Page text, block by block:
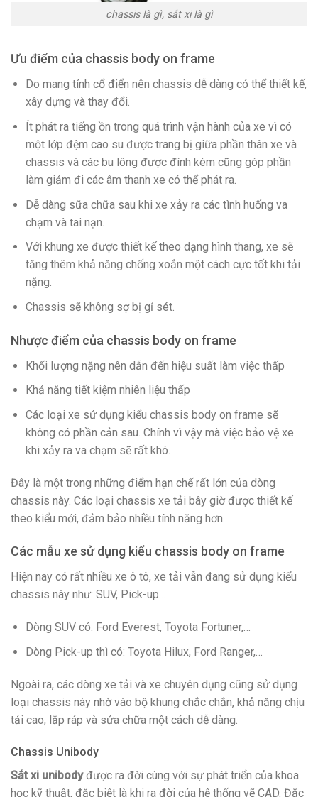
chassis là gì, sắt xi là gì
Ưu điểm của chassis body on frame
Do mang tính cổ điển nên chassis dễ dàng có thể thiết kế,
xây dựng và thay đổi.
Ít phát ra tiếng ồn trong quá trình vận hành của xe vì có
một lớp đệm cao su được trang bị giữa phần thân xe và
chassis và các bu lông được đính kèm cũng góp phần
làm giảm đi các âm thanh xe có thể phát ra.
Dễ dàng sữa chữa sau khi xe xảy ra các tình huống va
chạm và tai nạn.
Với khung xe được thiết kế theo dạng hình thang, xe sẽ
tăng thêm khả năng chống xoắn một cách cực tốt khi tải
nặng.
Chassis sẽ không sợ bị gỉ sét.
Nhược điểm của chassis body on frame
Khối lượng nặng nên dẫn đến hiệu suất làm việc thấp
Khả năng tiết kiệm nhiên liệu thấp
Các loại xe sử dụng kiểu chassis body on frame sẽ
không có phần cản sau. Chính vì vậy mà việc bảo vệ xe
khi xảy ra va chạm sẽ rất khó.
Đây là một trong những điểm hạn chế rất lớn của dòng
chassis này. Các loại chassis xe tải bây giờ được thiết kế
theo kiểu mới, đảm bảo nhiều tính năng hơn.
Các mẫu xe sử dụng kiểu chassis body on frame
Hiện nay có rất nhiều xe ô tô, xe tải vẫn đang sử dụng kiểu
chassis này như: SUV, Pick-up…
Dòng SUV có: Ford Everest, Toyota Fortuner,…
Dòng Pick-up thì có: Toyota Hilux, Ford Ranger,…
Ngoài ra, các dòng xe tải và xe chuyên dụng cũng sử dụng
loại chassis này nhờ vào bộ khung chắc chắn, khả năng chịu
tải cao, lắp ráp và sửa chữa một cách dễ dàng.
Chassis Unibody
Sắt xi unibodyđược ra đời cùng với sự phát triển của khoa
học kỹ thuật, đặc biệt là khi ra đời của hệ thống vẽ CAD. Đặc